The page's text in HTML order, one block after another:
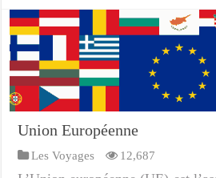
Union Européenne
Les Voyages 12,687